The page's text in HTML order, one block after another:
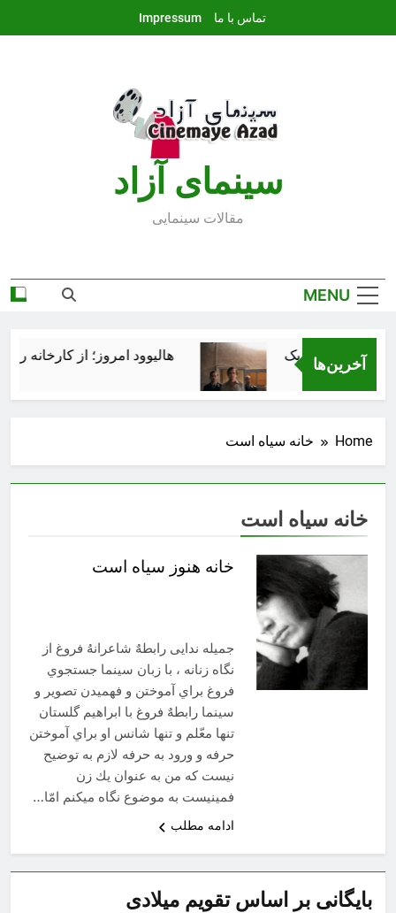
تماس با ما Impressum
سينماى آزاد
مقالات سينمايى
MENU
آخرین‌ها هالیوود امروز؛ از کارخانه
Home خانه سياه است
خانه سياه است
خانه هنوز سياه است
جمیله ندایی رابطهٌ شاعرانهُ فروغ از
نگاه زنانه ، با زبان سينما جستجوي
فروغ براي آموختن و فهميدن تصوير و
سينما رابطهٌ فروغ با ابراهيم گلستان
تنها معّلم و تنها شانس او براي آموختن
حرفه و ورود به حرفه لازم به توضيح
نيست كه من به عنوان يك زن
فمينيست به موضوع نگاه ميكنم امّا…
ادامه مطلب
بایگانی بر اساس تقویم میلادی